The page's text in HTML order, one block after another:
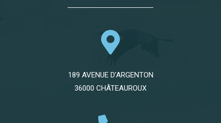
189 AVENUE D’ARGENTON
36000 CHÂTEAUROUX